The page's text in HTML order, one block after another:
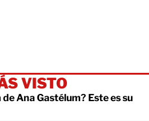
VISTO
Ana Gastélum? Este es su